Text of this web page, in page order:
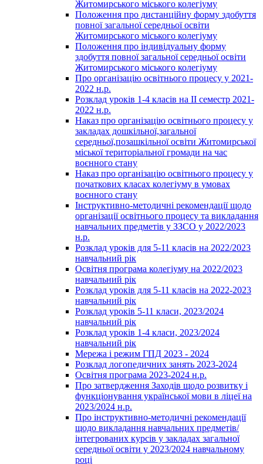
Житомирського міського колегіуму
Положення про дистанційну форму здобуття
повної загальної середньої освіти
Житомирського міського колегіуму
Положення про індивідуальну форму
здобуття повної загальної середньої освіти
Житомирського міського колегіуму
Про організацію освітнього процесу у 2021-
2022 н.р.
Розклад уроків 1-4 класів на ІІ семестр 2021-
2022 н.р.
Наказ про організацію освітнього процесу у
закладах дошкільної,загальної
середньої,позашкільної освіти Житомирської
міської територіальної громади на час
воєнного стану
Наказ про організацію освітнього процесу у
початкових класах колегіуму в умовах
воєнного стану
Інструктивно-методичні рекомендації щодо
організації освітнього процесу та викладання
навчальних предметів у ЗЗСО у 2022/2023
н.р.
Розклад уроків для 5-11 класів на 2022/2023
навчальний рік
Освітня програма колегіуму на 2022/2023
навчальний рік
Розклад уроків для 5-11 класів на 2022-2023
навчальний рік
Розклад уроків 5-11 класи, 2023/2024
навчальний рік
Розклад уроків 1-4 класи, 2023/2024
навчальний рік
Мережа і режим ГПД 2023 - 2024
Розклад логопедичних занять 2023-2024
Освітня програма 2023-2024 н.р.
Про затвердження Заходів щодо розвитку і
функціонування української мови в ліцеї на
2023/2024 н.р.
Про інструктивно-методичні рекомендації
щодо викладання навчальних предметів/
інтегрованих курсів у закладах загальної
середньої освіти у 2023/2024 навчальному
році